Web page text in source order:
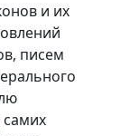
и их
писем
самих